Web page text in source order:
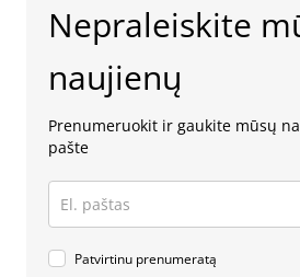
Nepraleiskite
naujienų
Prenumeruokit ir gaukite mūsų
pašte
Patvirtinu prenumeratą